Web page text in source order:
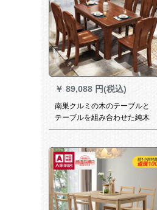
￥ 89,088 円(税込)
南巣クルミの木のテーブルと
テーブルを組み合わせた純木
テーブルテーブルテーブルに
ランの家具をセットしまし
た。